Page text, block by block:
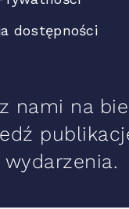
dostępności
nami na
wydarzenia.